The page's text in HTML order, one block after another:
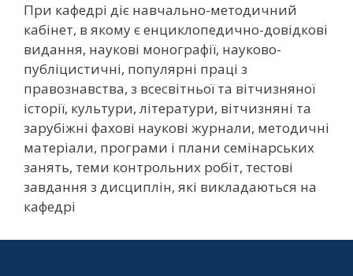
При кафедрі діє навчально-методичний
кабінет, в якому є енциклопедично-довідкові
видання, наукові монографії, науково-
публіцистичні, популярні праці з
правознавства, з всесвітньої та вітчизняної
історії, культури, літератури, вітчизняні та
зарубіжні фахові наукові журнали, методичні
матеріали, програми і плани семінарських
занять, теми контрольних робіт, тестові
завдання з дисциплін, які викладаються на
кафедрі